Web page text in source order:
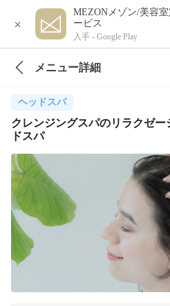
×
MEZONメゾン/美容
ービス
入手 - Google Play
メニュー詳細
ヘッドスパ
クレンジングスパのリラクゼ
ドスパ